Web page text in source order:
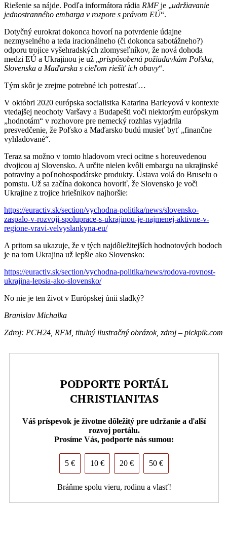
Riešenie sa nájde. Podľa informátora rádia RMF je „udržiavanie
jednostranného embarga v rozpore s právom EÚ“.
Dotyčný eurokrat dokonca hovorí na potvrdenie údajne
nezmyselného a teda iracionálneho (či dokonca sabotážneho?)
odporu trojice vyšehradských zlomyseľníkov, že nová dohoda
medzi EÚ a Ukrajinou je už „prispôsobená požiadavkám Poľska,
Slovenska a Maďarska s cieľom riešiť ich obavy“.
Tým skôr je zrejme potrebné ich potrestať…
V októbri 2020 európska socialistka Katarina Barleyová v kontexte
vtedajšej neochoty Varšavy a Budapešti voči niektorým európskym
„hodnotám“ v rozhovore pre nemecký rozhlas vyjadrila
presvedčenie, že Poľsko a Maďarsko budú musieť byť „finančne
vyhladované“.
Teraz sa možno v tomto hladovom vreci ocitne s horeuvedenou
dvojicou aj Slovensko. A určite nielen kvôli embargu na ukrajinské
potraviny a poľnohospodárske produkty. Ústava volá do Bruselu o
pomstu. Už sa začína dokonca hovoriť, že Slovensko je voči
Ukrajine z trojice hriešnikov najhoršie:
https://euractiv.sk/section/vychodna-politika/news/slovensko-
zaspalo-v-rozvoji-spoluprace-s-ukrajinou-je-najmenej-aktivne-v-
regione-vravi-velvyslankyna-eu/
A pritom sa ukazuje, že v tých najdôležitejších hodnotových bodoch
je na tom Ukrajina už lepšie ako Slovensko:
https://euractiv.sk/section/vychodna-politika/news/rodova-rovnost-
ukrajina-lepsia-ako-slovensko/
No nie je ten život v Európskej únii sladký?
Branislav Michalka
Zdroj: PCH24, RFM, titulný ilustračný obrázok, zdroj – pickpik.com
PODPORTE PORTÁL
CHRISTIANITAS
Váš príspevok je životne dôležitý pre udržanie a ďalší
rozvoj portálu.
Prosíme Vás, podporte nás sumou:
5 € 10 € 20 € 50 €
Bráňme spolu vieru, rodinu a vlasť!